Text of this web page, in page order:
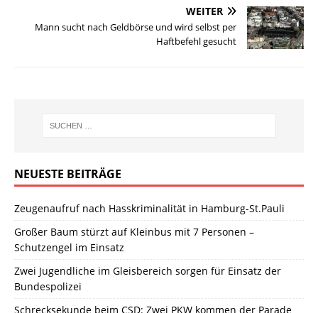
WEITER
Mann sucht nach Geldbörse und wird selbst per
Haftbefehl gesucht
NEUESTE BEITRÄGE
Zeugenaufruf nach Hasskriminalität in Hamburg-St.Pauli
Großer Baum stürzt auf Kleinbus mit 7 Personen –
Schutzengel im Einsatz
Zwei Jugendliche im Gleisbereich sorgen für Einsatz der
Bundespolizei
Schrecksekunde beim CSD: Zwei PKW kommen der Parade